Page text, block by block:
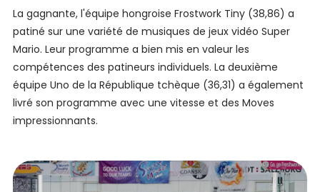
La gagnante, l'équipe hongroise Frostwork Tiny (38,86) a
patiné sur une variété de musiques de jeux vidéo Super
Mario. Leur programme a bien mis en valeur les
compétences des patineurs individuels. La deuxième
équipe Uno de la République tchèque (36,31) a également
livré son programme avec une vitesse et des Moves
impressionnants.